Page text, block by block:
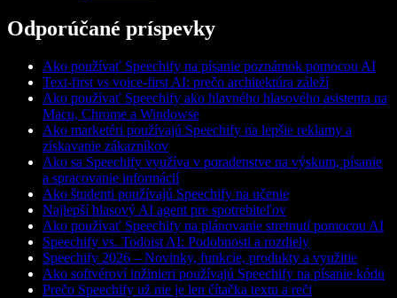
Odporúčané príspevky
Ako používať Speechify na písanie poznámok pomocou AI
Text-first vs voice-first AI: prečo architektúra záleží
Ako používať Speechify ako hlavného hlasového asistenta na
Macu, Chrome a Windowse
Ako marketéri používajú Speechify na lepšie reklamy a
získavanie zákazníkov
Ako sa Speechify využíva v poradenstve na výskum, písanie
a spracovanie informácií
Ako študenti používajú Speechify na učenie
Najlepší hlasový AI agent pre spotrebiteľov
Ako používať Speechify na plánovanie stretnutí pomocou AI
Speechify vs. Todoist AI: Podobnosti a rozdiely
Speechify 2026 – Novinky, funkcie, produkty a využitie
Ako softvéroví inžinieri používajú Speechify na písanie kódu
Prečo Speechify už nie je len čítačka textu a reči